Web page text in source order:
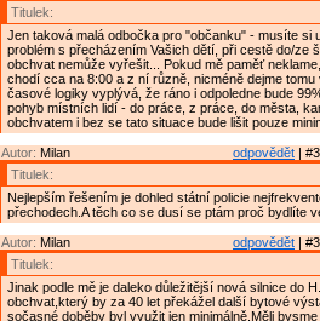
Titulek:
Jen taková malá odbočka pro "občanku" - musíte si
problém s přecházením Vašich dětí, při cestě do/ze
obchvat nemůže vyřešit... Pokud mě paměť
chodí cca na 8:00 a z ní různě, nicméně dejme tomu
časové logiky vyplývá, že ráno i odpoledne bude
pohyb místních lidí - do práce, z práce, do města,
obchvatem i bez se tato situace bude lišit pouze
odpovědět |
Autor: Milan
Titulek:
Nejlepším řešením je dohled státní policie
přechodech.A těch co se dusí se ptám proč bydlíte
odpovědět |
Autor: Milan
Titulek:
Jinak podle mě je daleko důležitější nová silnice do
obchvat,který by za 40 let překážel další bytové
sočasné doběby byl využit jen minimálně.Měli